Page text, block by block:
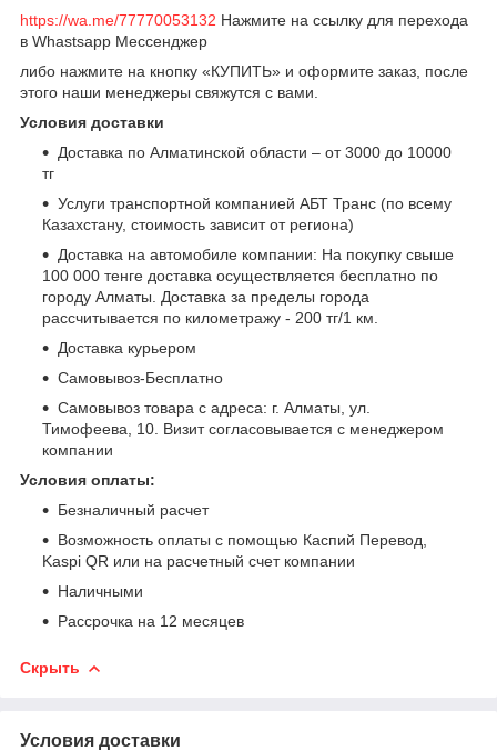
https://wa.me/77770053132 Нажмите на ссылку для перехода
в Whastsapp Мессенджер
либо нажмите на кнопку «КУПИТЬ» и оформите заказ, после
этого наши менеджеры свяжутся с вами.
Условия доставки
Доставка по Алматинской области – от 3000 до 10000
тг
Услуги транспортной компанией АБТ Транс (по всему
Казахстану, стоимость зависит от региона)
Доставка на автомобиле компании: На покупку свыше
100 000 тенге доставка осуществляется бесплатно по
городу Алматы. Доставка за пределы города
рассчитывается по километражу - 200 тг/1 км.
Доставка курьером
Самовывоз-Бесплатно
Самовывоз товара с адреса: г. Алматы, ул.
Тимофеева, 10. Визит согласовывается с менеджером
компании
Условия оплаты:
Безналичный расчет
Возможность оплаты с помощью Каспий Перевод,
Kaspi QR или на расчетный счет компании
Наличными
Рассрочка на 12 месяцев
Скрыть
Условия доставки